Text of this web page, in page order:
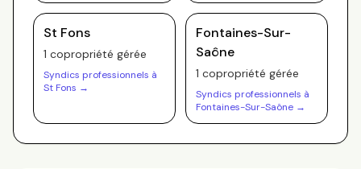
St Fons
1 copropriété gérée
Syndics professionnels à
St Fons →
Fontaines-Sur-
Saône
1 copropriété gérée
Syndics professionnels à
Fontaines-Sur-Saône →